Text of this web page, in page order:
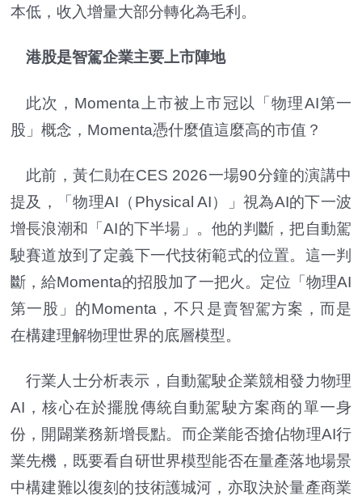
本低，收入增量大部分轉化為毛利。
港股是智駕企業主要上市陣地
此次，Momenta上市被上市冠以「物理AI第一
股」概念，Momenta憑什麼值這麼高的市值？
此前，黃仁勛在CES 2026一場90分鐘的演講中
提及，「物理AI（Physical AI）」視為AI的下一波
增長浪潮和「AI的下半場」。他的判斷，把自動駕
駛賽道放到了定義下一代技術範式的位置。這一判
斷，給Momenta的招股加了一把火。定位「物理AI
第一股」的Momenta，不只是賣智駕方案，而是
在構建理解物理世界的底層模型。
行業人士分析表示，自動駕駛企業競相發力物理
AI，核心在於擺脫傳統自動駕駛方案商的單一身
份，開闢業務新增長點。而企業能否搶佔物理AI行
業先機，既要看自研世界模型能否在量產落地場景
中構建難以復刻的技術護城河，亦取決於量產商業